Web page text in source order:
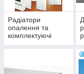
Радіатори
опалення та
комплектуючі